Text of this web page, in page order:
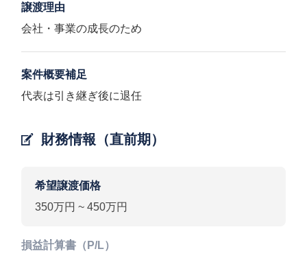
譲渡理由
会社・事業の成長のため
案件概要補足
代表は引き継ぎ後に退任
財務情報（直前期）
希望譲渡価格
350万円 ~ 450万円
損益計算書（P/L）